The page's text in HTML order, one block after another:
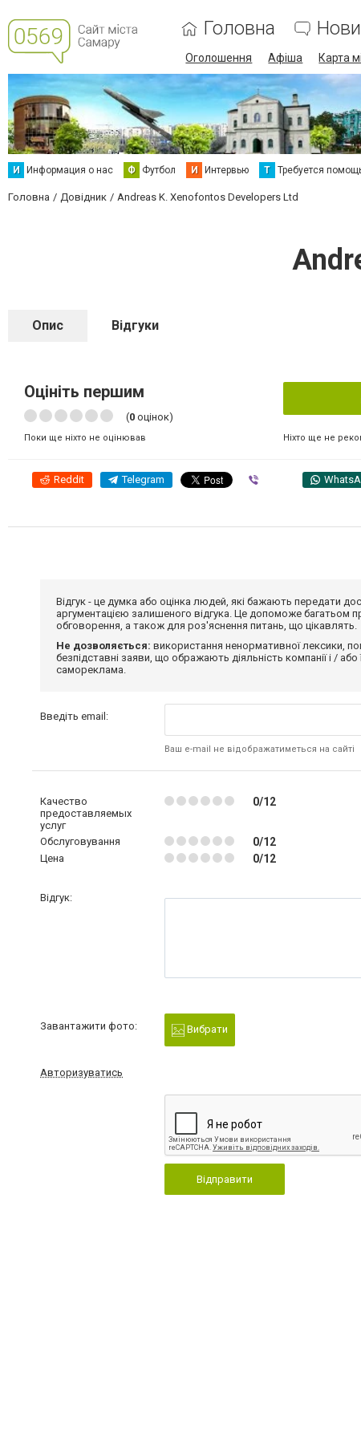
Головна
Оголошення Афіша Карта
И Информация о нас Ф Футбол И Интервью Т Требуется
Головна Довідник Andreas K. Xenofontos Developers Ltd
Опис Відгуки
Оцініть першим
(0 оцінок)
Поки ще ніхто не оцінював Ніхто ще не
Reddit Telegram
Відгук - це думка або оцінка людей, які бажають передати
аргументацією залишеного відгука. Це допоможе багатьом
обговорення, а також для роз'яснення питань, що цікавлять.
Не дозволяється: використання ненормативної лексики,
безпідставні заяви, що ображають діяльність компанії і /
самореклама.
Введіть email:
Ваш e-mail не відображатиметься на сайті
Качество
предоставляемых
услуг
0/12
Обслуговування 0/12
Цена 0/12
Відгук:
Завантажити фото: Вибрати
Авторизуватись
Відправити